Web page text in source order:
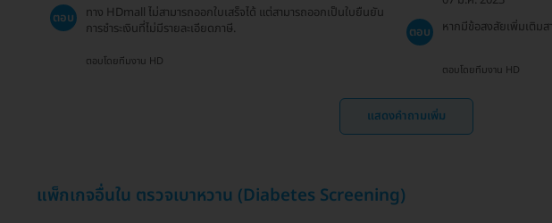
ตอบ
ทาง HDmall ไม่สามารถออกใบเสร็จได้ แต่สามารถออกเป็นใบยืนยัน
การชำระเงินที่ไม่มีรายละเอียดภาษี.
ตอบโดยทีมงาน HD
ตอบ
หากมีข้อสงสัยเพิ่มเติม
ตอบโดยทีมงาน HD
แสดงคำถามเพิ่ม
แพ็กเกจอื่นใน ตรวจเบาหวาน (Diabetes Screening)